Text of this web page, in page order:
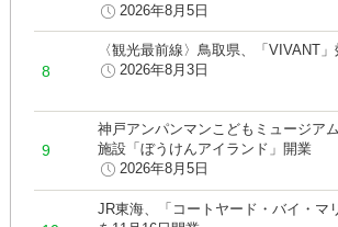
2026年8月5日
〈観光最前線〉鳥取県、「VIVANT
2026年8月3日
神戸アンパンマンこどもミュージア
施設「ぼうけんアイランド」開業
2026年8月5日
JR東海、「コートヤード・バイ・マ